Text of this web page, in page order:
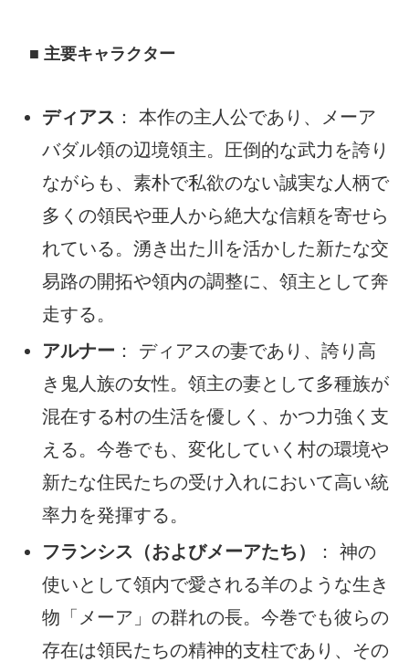
■ 主要キャラクター
ディアス ： 本作の主人公であり、メーア
バダル領の辺境領主。圧倒的な武力を誇り
ながらも、素朴で私欲のない誠実な人柄で
多くの領民や亜人から絶大な信頼を寄せら
れている。湧き出た川を活かした新たな交
易路の開拓や領内の調整に、領主として奔
走する。
アルナー ： ディアスの妻であり、誇り高
き鬼人族の女性。領主の妻として多種族が
混在する村の生活を優しく、かつ力強く支
える。今巻でも、変化していく村の環境や
新たな住民たちの受け入れにおいて高い統
率力を発揮する。
フランシス（およびメーアたち）
： 神の
使いとして領内で愛される羊のような生き
物「メーア」の群れの長。今巻でも彼らの
存在は領民たちの精神的支柱であり、その